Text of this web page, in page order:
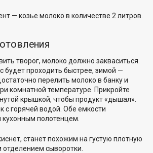
— козье молоко в количестве 2 литров.
творог, молоко должно закваситься.
будет проходить быстрее, зимой —
перелить молоко в банку и
комнатной температуре. Прикройте
крышкой, чтобы продукт «дышал».
с горячей водой. Обе емкости
полотенцем.
станет похожим на густую плотную
сыворотки.